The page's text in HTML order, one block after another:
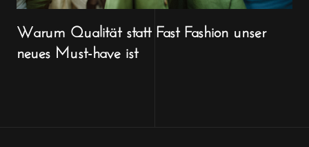
Warum Qualität statt Fast Fashion unser
neues Must-have ist